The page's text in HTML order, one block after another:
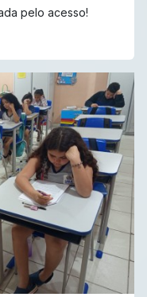
pelo acesso!